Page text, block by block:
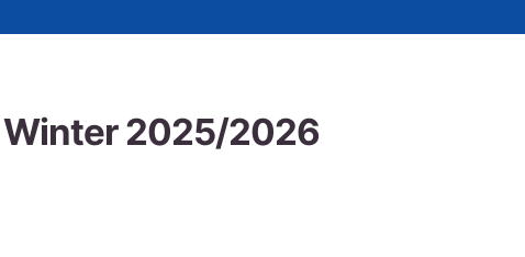
2025/2026